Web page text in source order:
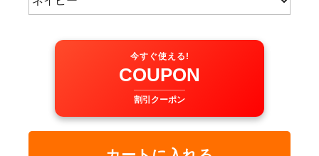
今すぐ使える!
COUPON
割引クーポン